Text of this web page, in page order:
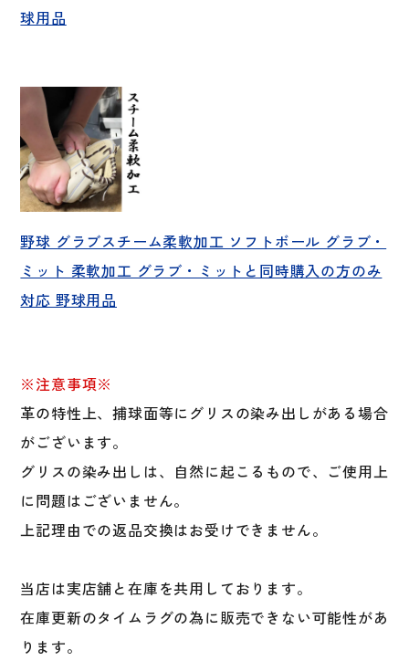
球用品
野球 グラブスチーム柔軟加工 ソフトボール グラブ・
ミット 柔軟加工 グラブ・ミットと同時購入の方のみ
対応 野球用品
※注意事項※
革の特性上、捕球面等にグリスの染み出しがある場合
がございます。
グリスの染み出しは、自然に起こるもので、ご使用上
に問題はございません。
上記理由での返品交換はお受けできません。
当店は実店舗と在庫を共用しております。
在庫更新のタイムラグの為に販売できない可能性があ
ります。